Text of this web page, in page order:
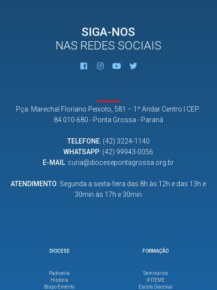
SIGA-NOS
NAS REDES SOCIAIS
Pça. Marechal Floriano Peixoto, 581 – 1º Andar Centro | CEP:
84.010-680 - Ponta Grossa - Paraná
TELEFONE: (42) 3224-1140
WHATSAPP: (42) 99943-0056
E-MAIL: curia@diocesepontagrossa.org.br
ATENDIMENTO: Segunda a sexta-feira das 8h às 12h e das 13h e
30min às 17h e 30min
DIOCESE
Padroeira
História
Bispo Emérito
FORMAÇÃO
Seminários
IFITEME
Escola Diaconal